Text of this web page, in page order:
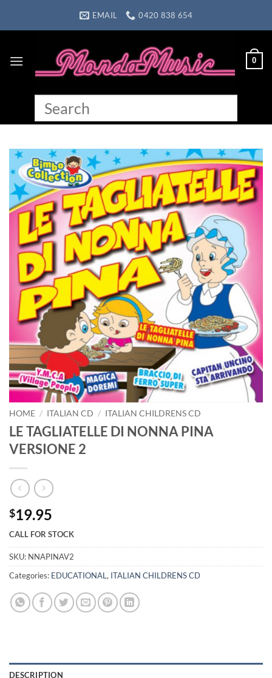
EMAIL 0420 838 654
0
HOME / ITALIAN CD / ITALIAN CHILDRENS CD
LE TAGLIATELLE DI NONNA PINA
VERSIONE 2
$19.95
CALL FOR STOCK
SKU: NNAPINAV2
Categories: EDUCATIONAL, ITALIAN CHILDRENS CD
DESCRIPTION